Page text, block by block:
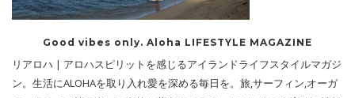
Good vibes only. Aloha LIFESTYLE MAGAZINE
リアロハ | アロハスピリットを感じるアイランドライフスタイルマガジ
ン。生活にALOHAを取り入れ愛を深める毎日を。旅,サーフィン,オーガ